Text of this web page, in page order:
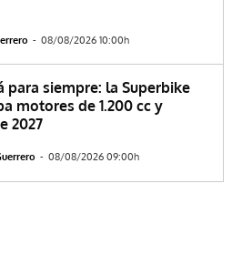
- 08/08/2026 10:00h
para siempre: la Superbike
motores de 1.200 cc y
2027
- 08/08/2026 09:00h